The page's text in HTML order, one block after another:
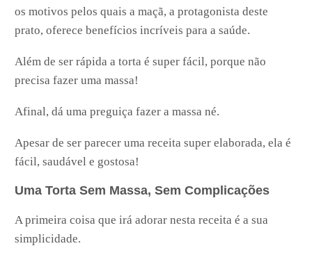
os motivos pelos quais a maçã, a protagonista deste
prato, oferece benefícios incríveis para a saúde.
Além de ser rápida a torta é super fácil, porque não
precisa fazer uma massa!
Afinal, dá uma preguiça fazer a massa né.
Apesar de ser parecer uma receita super elaborada, ela é
fácil, saudável e gostosa!
Uma Torta Sem Massa, Sem Complicações
A primeira coisa que irá adorar nesta receita é a sua
simplicidade.